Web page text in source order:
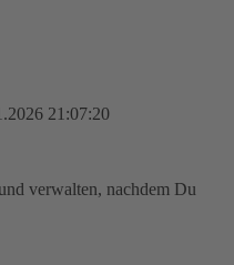
21:07:20
verwalten, nachdem Du